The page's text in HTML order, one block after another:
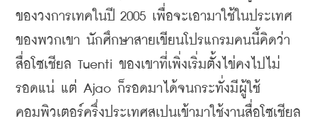
ของวงการเทคในปี 2005 เพื่อจะเอามาใช้ในประเทศ
ของพวกเขา นักศึกษาสายเขียนโปรแกรมคนนี้คิดว่า
สื่อโซเชียล Tuenti ของเขาที่เพิ่งเริ่มตั้งไข่คงไปไม่
รอดแน่ แต่ Ajao ก็รอดมาได้จนกระทั่งมีผู้ใช้
คอมพิวเตอร์ครึ่งประเทศสเปนเข้ามาใช้งานสื่อโซเชียล